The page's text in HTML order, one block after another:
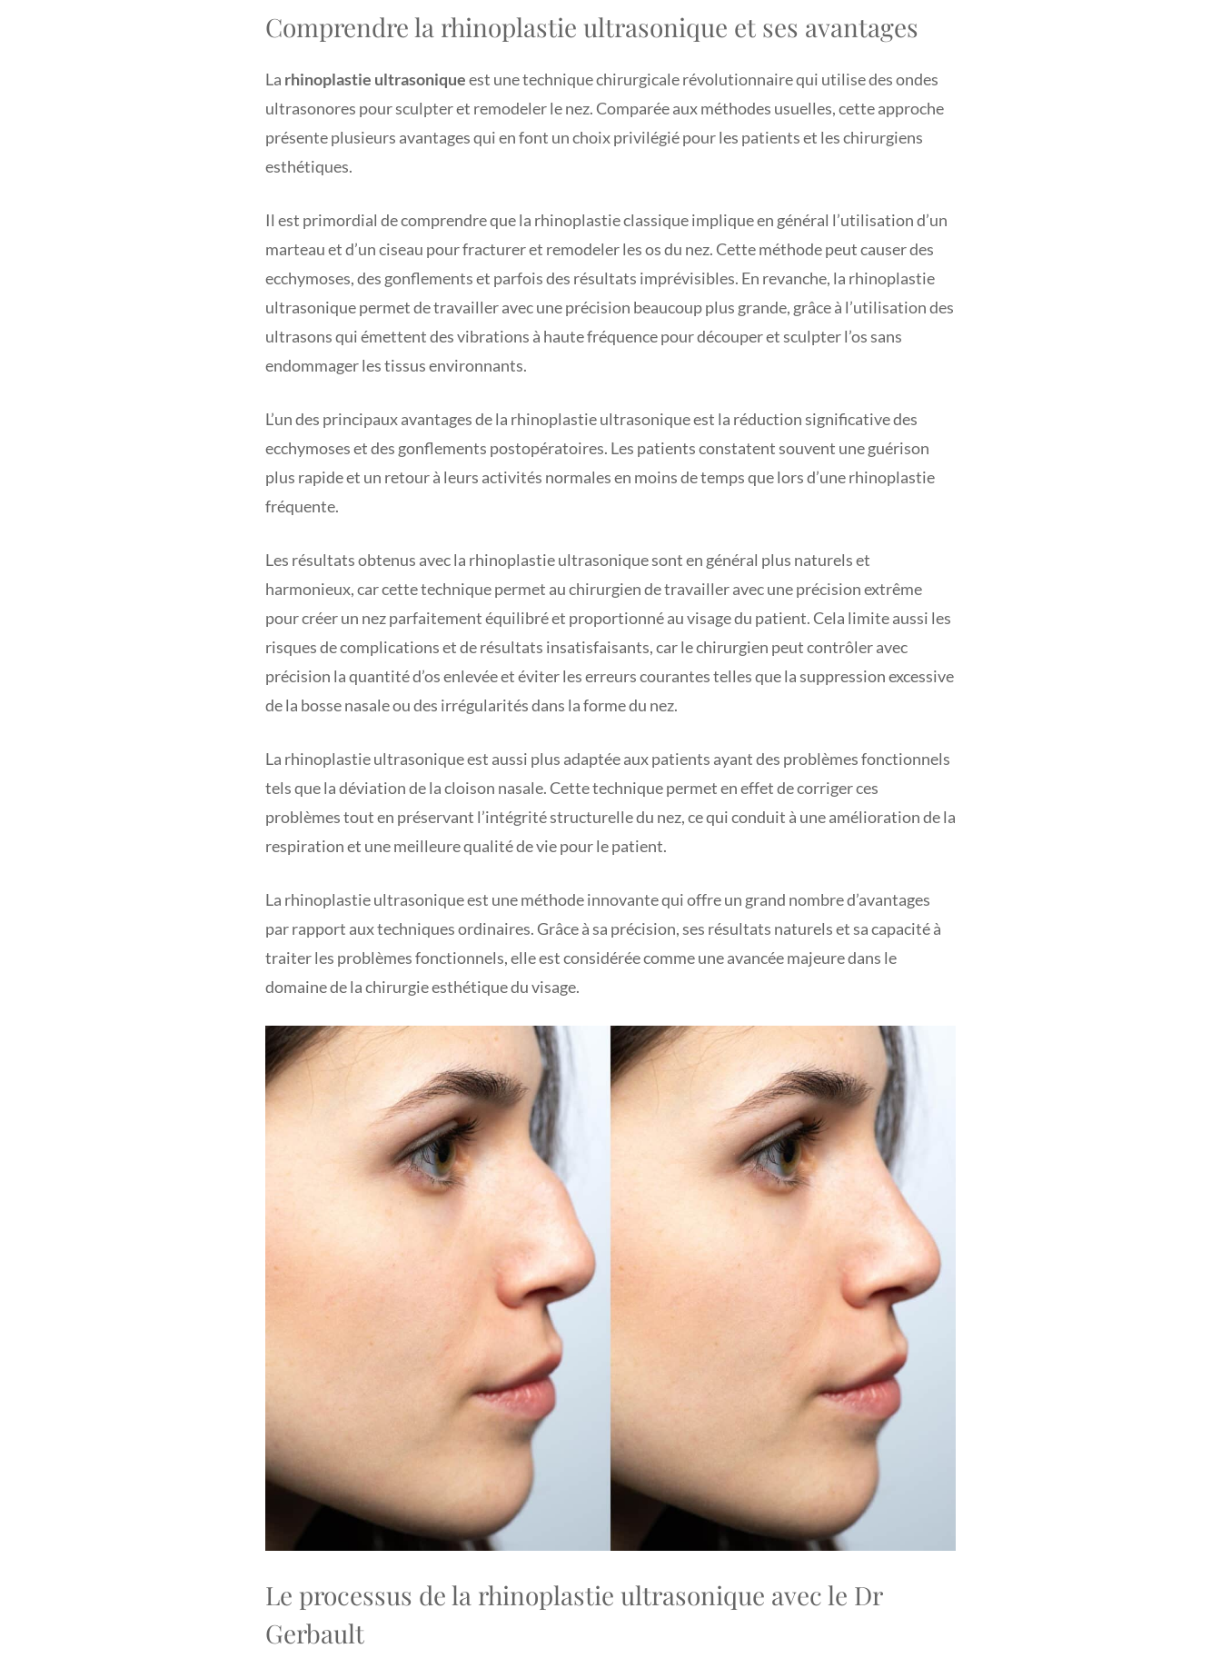
Comprendre la rhinoplastie ultrasonique et ses avantages
La rhinoplastie ultrasoniqueest une technique chirurgicale révolutionnaire qui utilise des ondes
ultrasonores pour sculpter et remodeler le nez. Comparée aux méthodes usuelles, cette approche
présente plusieurs avantages qui en font un choix privilégié pour les patients et les chirurgiens
esthétiques.
Il est primordial de comprendre que la rhinoplastie classique implique en général l’utilisation d’un
marteau et d’un ciseau pour fracturer et remodeler les os du nez. Cette méthode peut causer des
ecchymoses, des gonflements et parfois des résultats imprévisibles. En revanche, la rhinoplastie
ultrasonique permet de travailler avec une précision beaucoup plus grande, grâce à l’utilisation des
ultrasons qui émettent des vibrations à haute fréquence pour découper et sculpter l’os sans
endommager les tissus environnants.
L’un des principaux avantages de la rhinoplastie ultrasonique est la réduction significative des
ecchymoses et des gonflements postopératoires. Les patients constatent souvent une guérison
plus rapide et un retour à leurs activités normales en moins de temps que lors d’une rhinoplastie
fréquente.
Les résultats obtenus avec la rhinoplastie ultrasonique sont en général plus naturels et
harmonieux, car cette technique permet au chirurgien de travailler avec une précision extrême
pour créer un nez parfaitement équilibré et proportionné au visage du patient. Cela limite aussi les
risques de complications et de résultats insatisfaisants, car le chirurgien peut contrôler avec
précision la quantité d’os enlevée et éviter les erreurs courantes telles que la suppression excessive
de la bosse nasale ou des irrégularités dans la forme du nez.
La rhinoplastie ultrasonique est aussi plus adaptée aux patients ayant des problèmes fonctionnels
tels que la déviation de la cloison nasale. Cette technique permet en effet de corriger ces
problèmes tout en préservant l’intégrité structurelle du nez, ce qui conduit à une amélioration de la
respiration et une meilleure qualité de vie pour le patient.
La rhinoplastie ultrasonique est une méthode innovante qui offre un grand nombre d’avantages
par rapport aux techniques ordinaires. Grâce à sa précision, ses résultats naturels et sa capacité à
traiter les problèmes fonctionnels, elle est considérée comme une avancée majeure dans le
domaine de la chirurgie esthétique du visage.
Le processus de la rhinoplastie ultrasonique avec le Dr
Gerbault